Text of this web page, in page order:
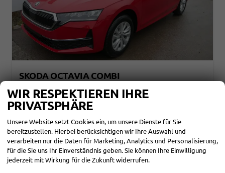
SKODA OCTAVIA COMBI
sofort lieferbar Fahrzeug mit Tageszulassung
Kraftstoff Diesel Außenfarbe Velvetrot Metallic
Leistung 110 kW (150 PS) Kilometerstand 10 km
01.01.2026
30.790,– € DETAILS
WIR RESPEKTIEREN IHRE
PRIVATSPHÄRE
Unsere Website setzt Cookies ein, um unsere Dienste für Sie
bereitzustellen. Hierbei berücksichtigen wir Ihre Auswahl und
verarbeiten nur die Daten für Marketing, Analytics und Personalisierung,
für die Sie uns Ihr Einverständnis geben. Sie können Ihre Einwilligung
jederzeit mit Wirkung für die Zukunft widerrufen.